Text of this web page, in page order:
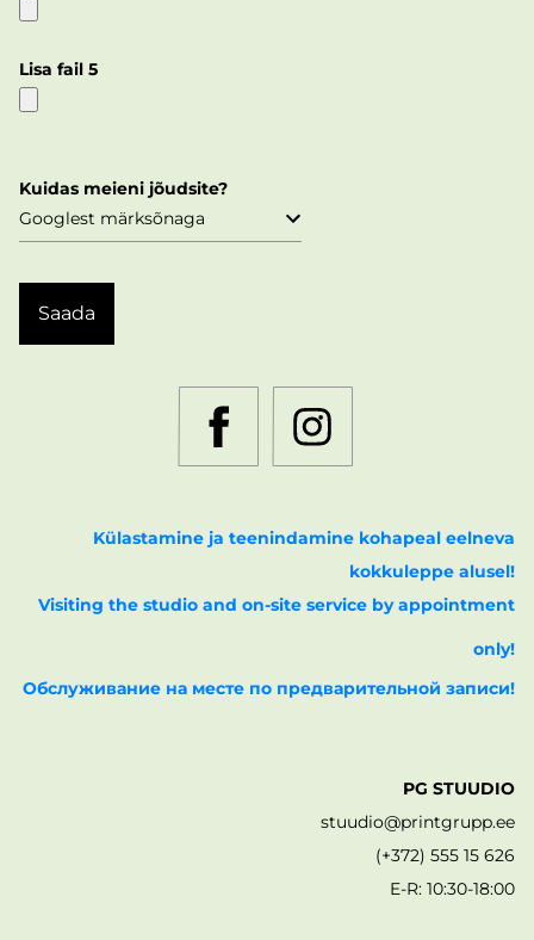
Lisa fail 5
Kuidas meieni jõudsite?
Külastamine ja teenindamine kohapeal eelneva
kokkuleppe alusel!
Visiting the studio and on-site service by appointment
only!
Обслуживание на месте по предварительной записи!
PG STUUDIO
stuudio@printgrupp.ee
(+372) 555 15 626
E-R: 10:30-18:00